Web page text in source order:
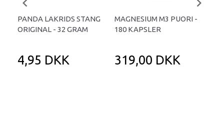
PANDA LAKRIDS STANG
ORIGINAL - 32 GRAM
4,95 DKK
MAGNESIUM M3 PUORI -
180 KAPSLER
319,00 DKK